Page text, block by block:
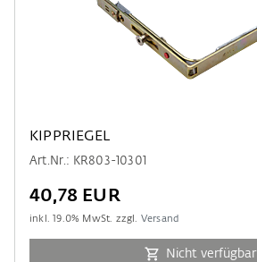
KIPPRIEGEL
Art.Nr.: KR803-10301
40,78 EUR
inkl.19.0% MwSt. zzgl. Versand
Nicht verfügbar